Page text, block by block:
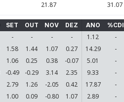
21.87 31.07
SET OUT NOV DEZ ANO %CDI
- - - - 1.12 -
1.58 1.44 1.07 0.27 14.29 -
1.06 0.25 0.38 -0.07 5.01 -
-0.49 -0.29 3.14 2.35 9.33 -
2.79 1.26 -2.05 0.42 17.87 -
1.00 0.09 -0.80 1.07 2.89 -